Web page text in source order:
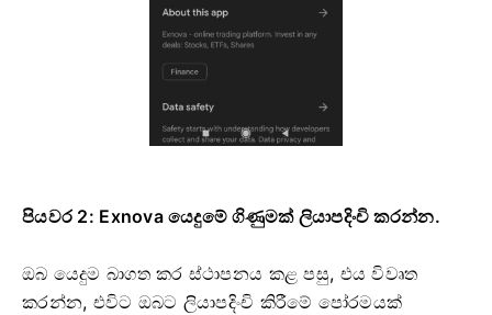
පියවර 2: Exnova යෙදුමේ ගිණුමක් ලියාපදිංචි කරන්න.
ඔබ යෙදුම බාගත කර ස්ථාපනය කළ පසු, එය විවෘත
කරන්න, එවිට ඔබට ලියාපදිංචි කිරීමේ පෝරමයක්